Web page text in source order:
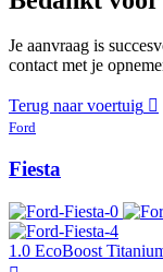
Je aanvraag is
contact met je
Terug naar voertuig
Ford
Fiesta
1.0 EcoBoost